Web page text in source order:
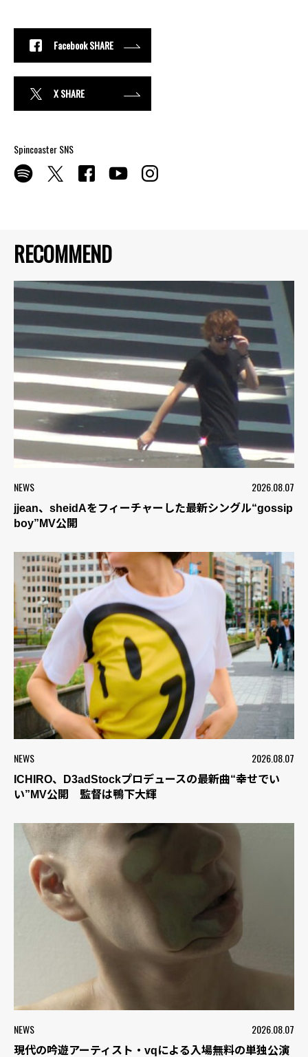
RECOMMEND
NEWS 2026.08.07
jjean、sheidAをフィーチャーした最新シングル“gossip
boy”MV公開
NEWS 2026.08.07
ICHIRO、D3adStockプロデュースの最新曲“幸せでい
い”MV公開 監督は鴨下大輝
NEWS 2026.08.07
現代の吟遊アーティスト・vqによる入場無料の単独公演
Facebook SHARE
X SHARE
Spincoaster SNS